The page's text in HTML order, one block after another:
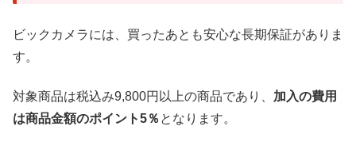
ビックカメラには、買ったあとも安心な長期保証がありま
す。
対象商品は税込み9,800円以上の商品であり、 加入の費用
は商品金額のポイント5％ となります。